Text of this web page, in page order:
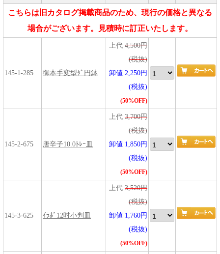
こちらは旧カタログ掲載商品のため、現行の価格と異なる
場合がございます。見積時に訂正いたします。
145-1-285 御本手変型ﾀﾞ円鉢
上代 4,500円
(税抜)
卸値 2,250円
(税抜)
(50%OFF)
145-2-675 唐辛子10.0ﾄﾚｰ皿
上代 3,700円
(税抜)
卸値 1,850円
(税抜)
(50%OFF)
145-3-625 ｲﾗﾎﾞ12吋小判皿
上代 3,520円
(税抜)
卸値 1,760円
(税抜)
(50%OFF)